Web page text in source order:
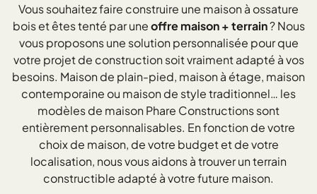
Vous souhaitez faire construire une maison à ossature
bois et êtes tenté par uneoffre maison + terrain? Nous
vous proposons une solution personnalisée pour que
votre projet de construction soit vraiment adapté à vos
besoins. Maison de plain-pied, maison à étage, maison
contemporaine ou maison de style traditionnel… les
modèles de maison Phare Constructions sont
entièrement personnalisables. En fonction de votre
choix de maison, de votre budget et de votre
localisation, nous vous aidons à trouver un terrain
constructible adapté à votre future maison.